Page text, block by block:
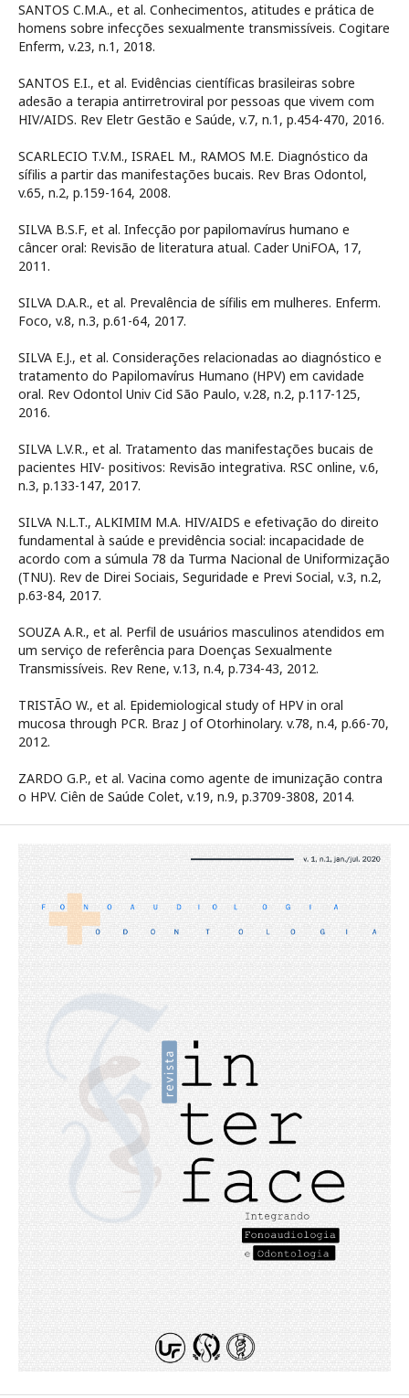
SANTOS C.M.A., et al. Conhecimentos, atitudes e prática de
homens sobre infecções sexualmente transmissíveis. Cogitare
Enferm, v.23, n.1, 2018.
SANTOS E.I., et al. Evidências científicas brasileiras sobre
adesão a terapia antirretroviral por pessoas que vivem com
HIV/AIDS. Rev Eletr Gestão e Saúde, v.7, n.1, p.454-470, 2016.
SCARLECIO T.V.M., ISRAEL M., RAMOS M.E. Diagnóstico da
sífilis a partir das manifestações bucais. Rev Bras Odontol,
v.65, n.2, p.159-164, 2008.
SILVA B.S.F, et al. Infecção por papilomavírus humano e
câncer oral: Revisão de literatura atual. Cader UniFOA, 17,
2011.
SILVA D.A.R., et al. Prevalência de sífilis em mulheres. Enferm.
Foco, v.8, n.3, p.61-64, 2017.
SILVA E.J., et al. Considerações relacionadas ao diagnóstico e
tratamento do Papilomavírus Humano (HPV) em cavidade
oral. Rev Odontol Univ Cid São Paulo, v.28, n.2, p.117-125,
2016.
SILVA L.V.R., et al. Tratamento das manifestações bucais de
pacientes HIV- positivos: Revisão integrativa. RSC online, v.6,
n.3, p.133-147, 2017.
SILVA N.L.T., ALKIMIM M.A. HIV/AIDS e efetivação do direito
fundamental à saúde e previdência social: incapacidade de
acordo com a súmula 78 da Turma Nacional de Uniformização
(TNU). Rev de Direi Sociais, Seguridade e Previ Social, v.3, n.2,
p.63-84, 2017.
SOUZA A.R., et al. Perfil de usuários masculinos atendidos em
um serviço de referência para Doenças Sexualmente
Transmissíveis. Rev Rene, v.13, n.4, p.734-43, 2012.
TRISTÃO W., et al. Epidemiological study of HPV in oral
mucosa through PCR. Braz J of Otorhinolary. v.78, n.4, p.66-70,
2012.
ZARDO G.P., et al. Vacina como agente de imunização contra
o HPV. Ciên de Saúde Colet, v.19, n.9, p.3709-3808, 2014.